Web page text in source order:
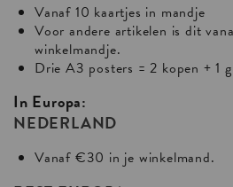
Vanaf 10 kaartjes in mandje
Voor andere artikelen is dit
winkelmandje.
Drie A3 posters = 2 kopen + 1
In Europa:
NEDERLAND
Vanaf €30 in je winkelmand.